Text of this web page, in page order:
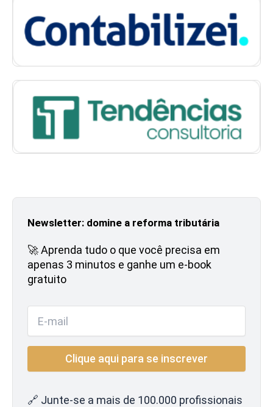
Newsletter: domine a reforma tributária
🚀 Aprenda tudo o que você precisa em
apenas 3 minutos e ganhe um e-book
gratuito
🔗 Junte-se a mais de 100.000 profissionais